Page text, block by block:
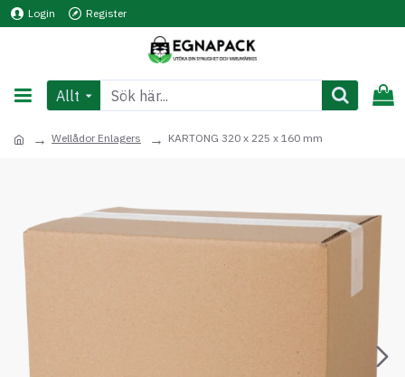
Login Register
Allt
Wellådor Enlagers KARTONG 320 x 225 x 160 mm